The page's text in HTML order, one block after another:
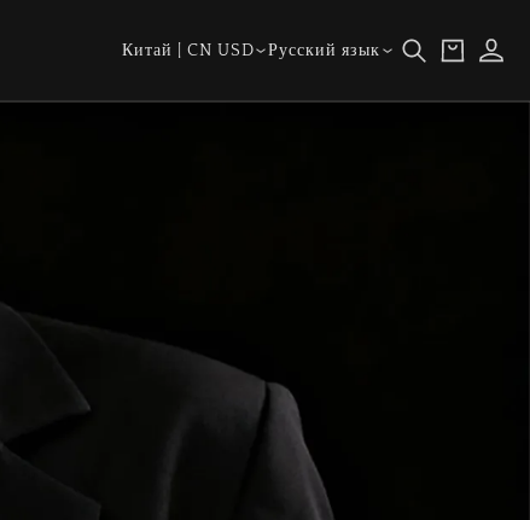
Страна/
Китай | CN USD Язык
Русский язык КорзинаВойти